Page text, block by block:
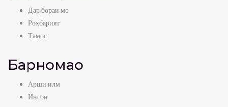
Дар бораи мо
Роҳбарият
Тамос
Барномаҳо
Арши илм
Инсон